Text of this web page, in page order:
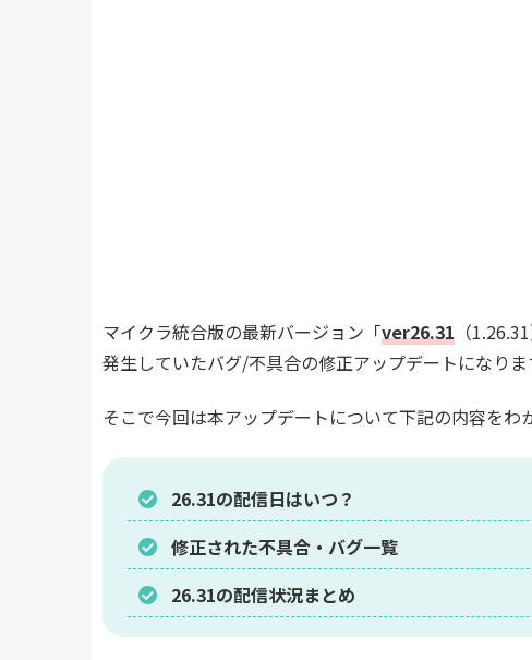
マイクラ統合版の最新バージョン「ver26.31 （
発生していたバグ/不具合の修正アップデートになりま
そこで今回は本アップデートについて下記の内容をわ
26.31の配信日はいつ？
修正された不具合・バグ一覧
26.31の配信状況まとめ